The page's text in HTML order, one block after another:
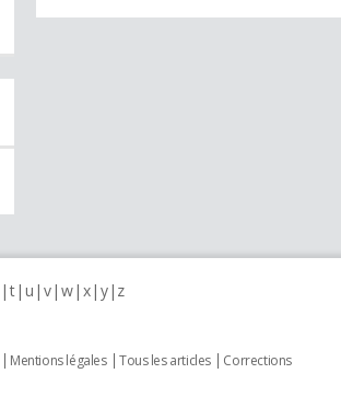
t u v w x y z
Mentions légales Tous les articles
Corrections